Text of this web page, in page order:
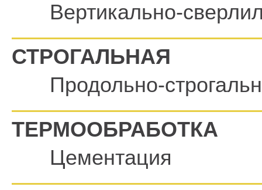
Вертикально-
СТРОГАЛЬНАЯ
Продольно-
ТЕРМООБРАБОТКА
Цементация